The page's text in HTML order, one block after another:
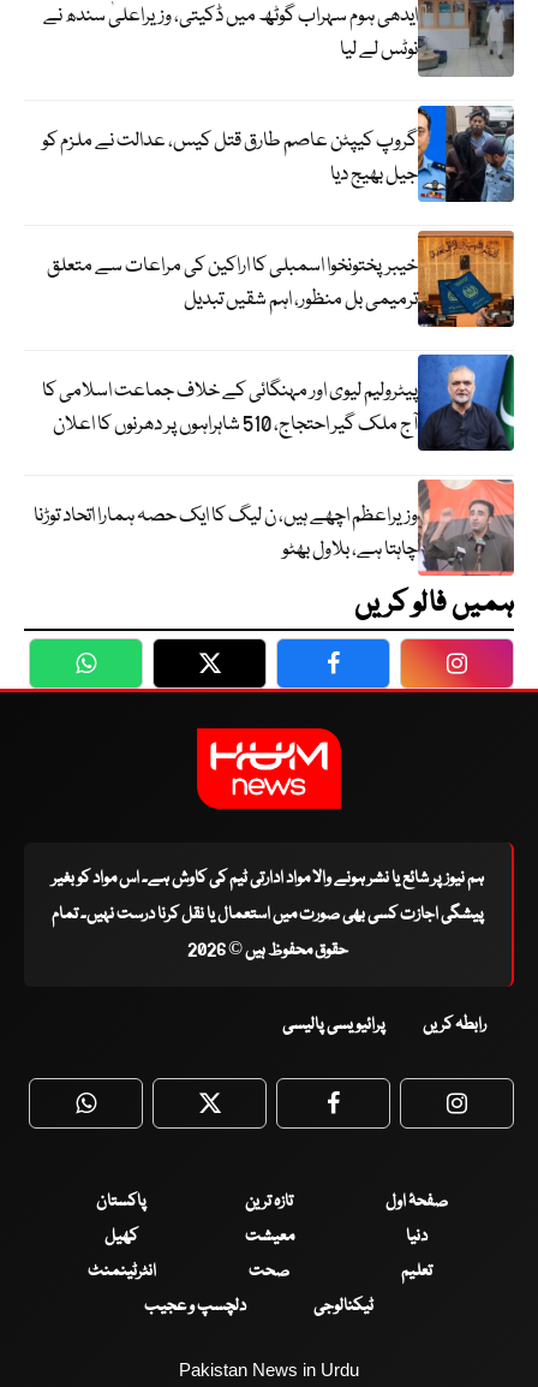
ایدھی ہوم سہراب گوٹھ میں ڈکیتی، وزیراعلیٰ سندھ نے
نوٹس لے لیا
گروپ کیپٹن عاصم طارق قتل کیس، عدالت نے ملزم کو
جیل بھیج دیا
خیبرپختونخوا اسمبلی کا اراکین کی مراعات سے متعلق
ترمیمی بل منظور، اہم شقیں تبدیل
پیٹرولیم لیوی اور مہنگائی کے خلاف جماعت اسلامی کا
آج ملک گیر احتجاج، 510 شاہراہوں پر دھرنوں کا اعلان
وزیراعظم اچھے ہیں، ن لیگ کا ایک حصہ ہمارا اتحاد توڑنا
چاہتا ہے، بلاول بھٹو
ہمیں فالو کریں
WhatsApp Twitter Facebook
ہم نیوز پر شائع یا نشر ہونے والا مواد ادارتی ٹیم کی کاوش ہے۔ اس مواد کو بغیر
پیشگی اجازت کسی بھی صورت میں استعمال یا نقل کرنا درست نہیں۔ تمام
حقوق محفوظ ہیں © 2026
رابطہ کریں پرائیویسی پالیسی
WhatsApp Twitter Facebook
صفحۂ اول تازہ ترین
پاکستان
دنیا
معیشت
کھیل
تعلیم
صحت
انٹرٹینمنٹ
ٹیکنالوجی
دلچسپ و عجیب
Pakistan News in Urdu